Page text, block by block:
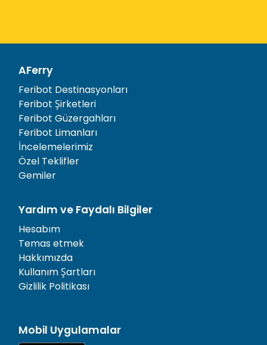
AFerry
Feribot Destinasyonları
Feribot Şirketleri
Feribot Güzergahları
Feribot Limanları
İncelemelerimiz
Özel Teklifler
Gemiler
Yardım ve Faydalı Bilgiler
Hesabım
Temas etmek
Hakkımızda
Kullanım Şartları
Gizlilik Politikası
Mobil Uygulamalar